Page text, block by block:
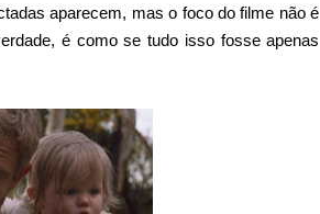
aparecem, mas o foco do filme não é
é como se tudo isso fosse apenas